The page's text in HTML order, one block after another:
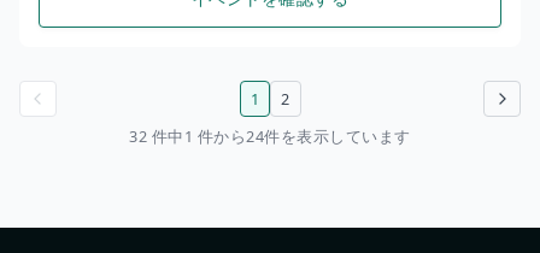
次のページ
1
2
32 件中1 件から24件を表示しています